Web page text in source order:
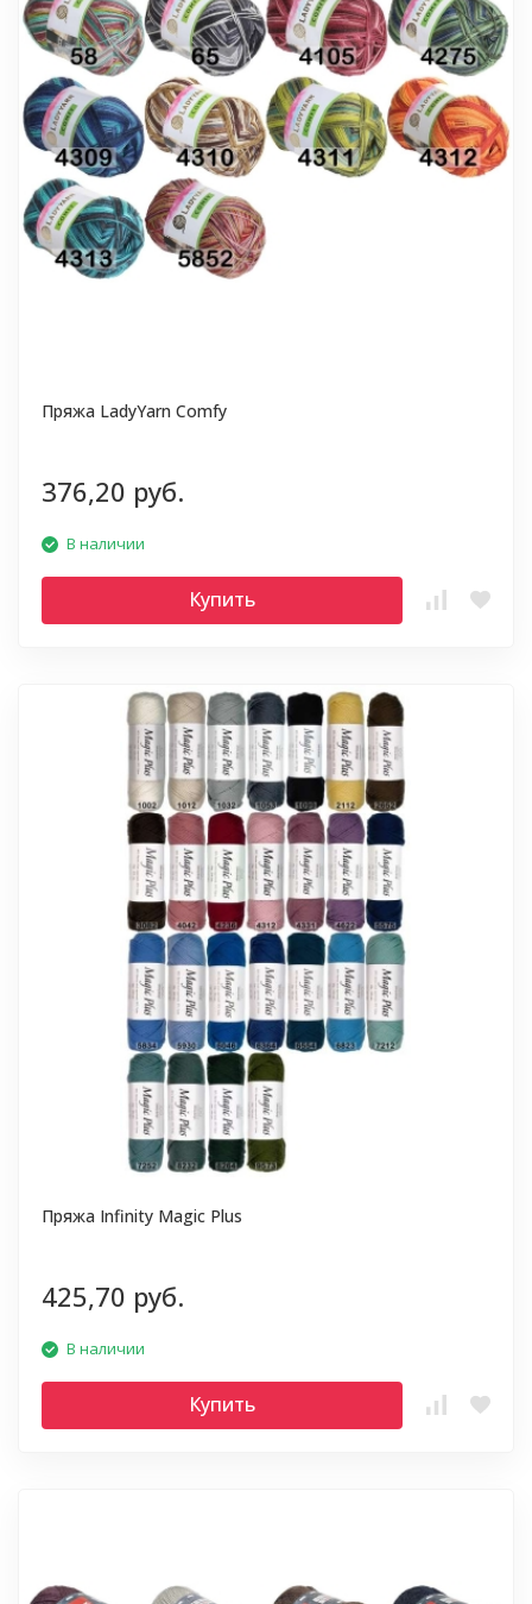
Пряжа LadyYarn Comfy
376,20 руб.
В наличии
Купить
Пряжа Infinity Magic Plus
425,70 руб.
В наличии
Купить